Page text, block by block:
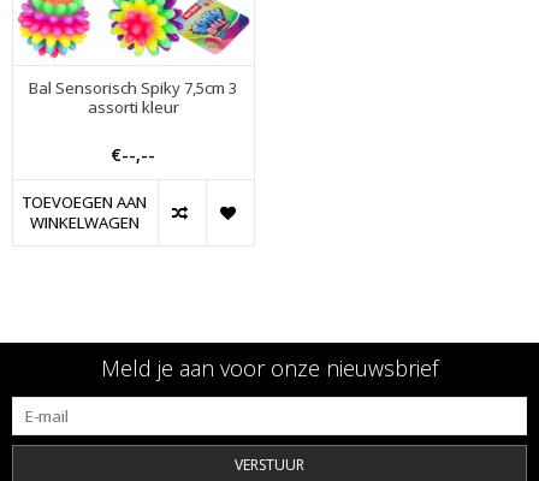
Bal Sensorisch Spiky 7,5cm 3
assorti kleur
€--,--
TOEVOEGEN AAN
WINKELWAGEN
Meld je aan voor onze nieuwsbrief
VERSTUUR